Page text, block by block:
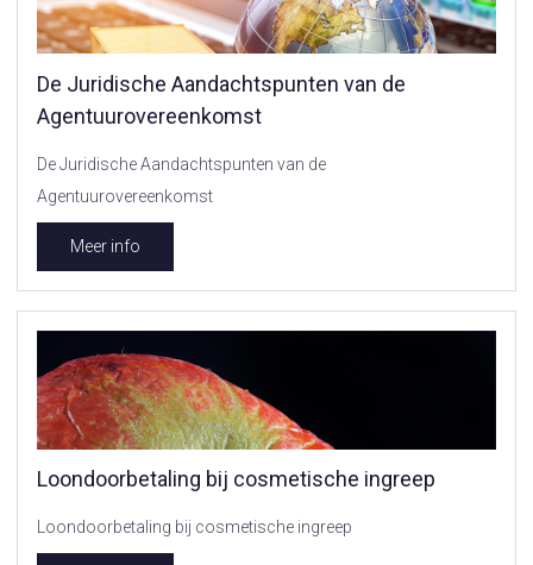
De Juridische Aandachtspunten van de
Agentuurovereenkomst
De Juridische Aandachtspunten van de
Agentuurovereenkomst
Meer info
Loondoorbetaling bij cosmetische ingreep
Loondoorbetaling bij cosmetische ingreep